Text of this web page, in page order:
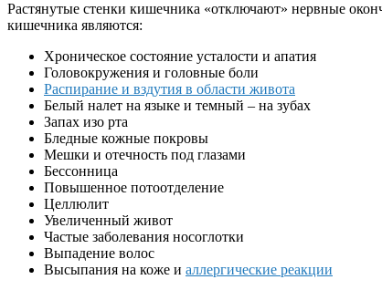
Растянутые стенки кишечника «отключают» нервные
кишечника являются:
Хроническое состояние усталости и апатия
Головокружения и головные боли
Распирание и вздутия в области живота
Белый налет на языке и темный – на зубах
Запах изо рта
Бледные кожные покровы
Мешки и отечность под глазами
Бессонница
Повышенное потоотделение
Целлюлит
Увеличенный живот
Частые заболевания носоглотки
Выпадение волос
Высыпания на коже и аллергические реакции